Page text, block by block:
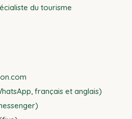
du tourisme
français et anglais)